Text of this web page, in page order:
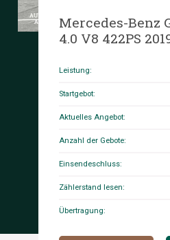
Mercedes-Benz
4.0 V8 422PS
Leistung:
Startgebot:
Aktuelles Angebot:
Anzahl der Gebote:
Einsendeschluss:
Zählerstand lesen:
Übertragung: